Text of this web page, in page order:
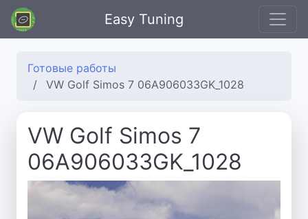
Easy Tuning
Готовые работы
VW Golf Simos 7 06A906033GK_1028
VW Golf Simos 7
06A906033GK_1028